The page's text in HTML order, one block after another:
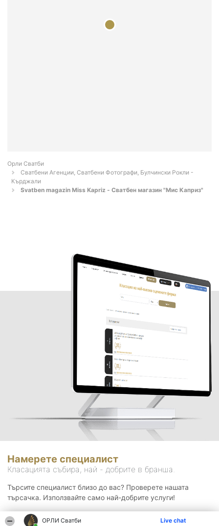
ОРЛИ Сватби Live chat
Орли Сватби
Сватбени Агенции, Сватбени Фотографи, Булчински Рокли -
Кърджали
Svatben magazin Miss Kapriz - Сватбен магазин "Мис Каприз"
Намерете специалист
Класацията събира, най - добрите в бранша.
Търсите специалист близо до вас? Проверете нашата
търсачка. Използвайте само най-добрите услуги!